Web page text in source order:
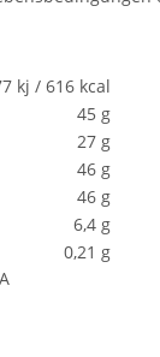
kj / 616 kcal
45 g
27 g
46 g
46 g
6,4 g
0,21 g